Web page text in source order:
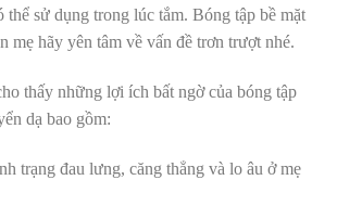
thể sử dụng trong lúc tắm. Bóng tập bề mặt
mẹ hãy yên tâm về vấn đề trơn trượt nhé.
thấy những lợi ích bất ngờ của bóng tập
dạ bao gồm:
trạng đau lưng, căng thẳng và lo âu ở mẹ